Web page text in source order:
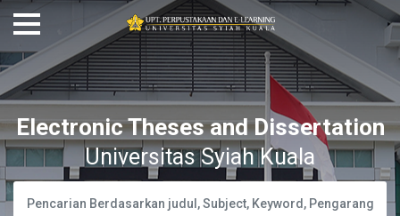
Electronic Theses and Dissertation
Universitas Syiah Kuala